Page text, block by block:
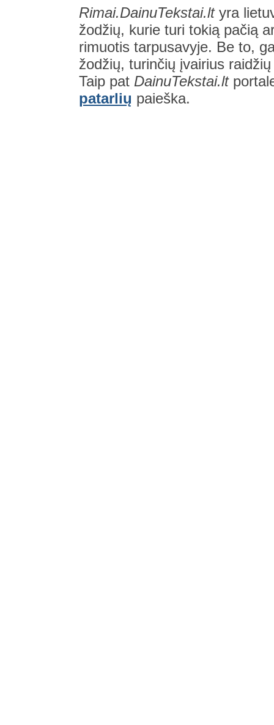
Rimai.DainuTekstai.ltyra
žodžių, kurie turi tokią pačią
rimuotis tarpusavyje. Be to,
žodžių, turinčių įvairius
Taip pat DainuTekstai.lt
patarlių paieška.